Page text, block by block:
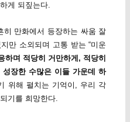
게 되짚는다.
히 만화에서 등장하는 싸움 잘
만 소외되며 고통 받는 “미운
하며 적당히 거만하게, 적당히
장한 수많은 이들 가운데 하
위해 펼치는 기억이, 우리 각
기를 희망한다.